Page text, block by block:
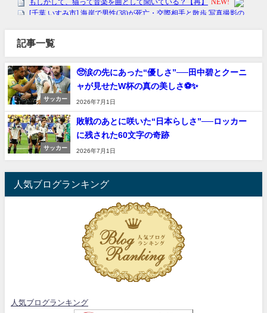
記事一覧
サッカー
🥺涙の先にあった“優しさ”──田中碧とクーニ
ャが見せたW杯の真の美しさ⚽✨
2026年7月1日
サッカー
敗戦のあとに咲いた“日本らしさ”──ロッカー
に残された60文字の奇跡
2026年7月1日
人気ブログランキング
人気ブログランキング